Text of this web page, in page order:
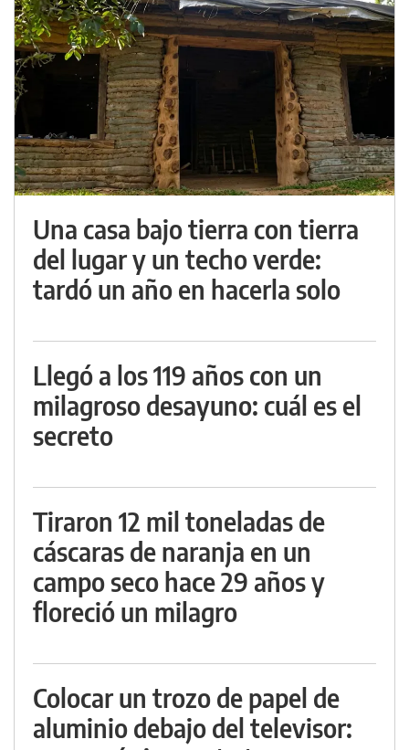
Una casa bajo tierra con tierra
del lugar y un techo verde:
tardó un año en hacerla solo
Llegó a los 119 años con un
milagroso desayuno: cuál es el
secreto
Tiraron 12 mil toneladas de
cáscaras de naranja en un
campo seco hace 29 años y
floreció un milagro
Colocar un trozo de papel de
aluminio debajo del televisor: